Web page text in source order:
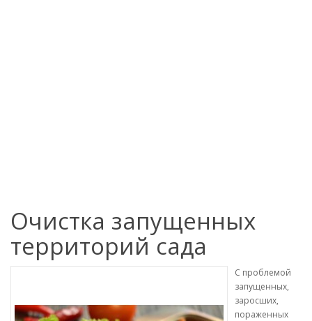
Очистка запущенных
территорий сада
С проблемой
запущенных,
заросших,
пораженных